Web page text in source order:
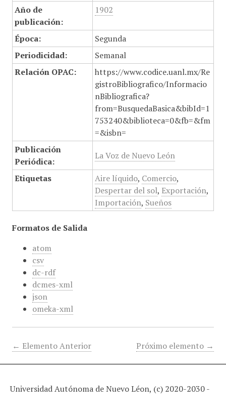
Año de
publicación:
1902
Época:
Segunda
Periodicidad:
Semanal
Relación OPAC:
https://www.codice.uanl.mx/Re
gistroBibliografico/Informacio
nBibliografica?
from=BusquedaBasica&bibId=1
753240&biblioteca=0&fb=&fm
=&isbn=
Publicación
Periódica:
La Voz de Nuevo León
Etiquetas Aire líquido, Comercio,
Despertar del sol, Exportación,
Importación, Sueños
Formatos de Salida
atom
csv
dc-rdf
dcmes-xml
json
omeka-xml
← Elemento Anterior Próximo elemento →
Universidad Autónoma de Nuevo Léon, (c) 2020-2030 -